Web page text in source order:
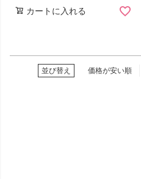
カートに入れる
並び替え 価格が安い順